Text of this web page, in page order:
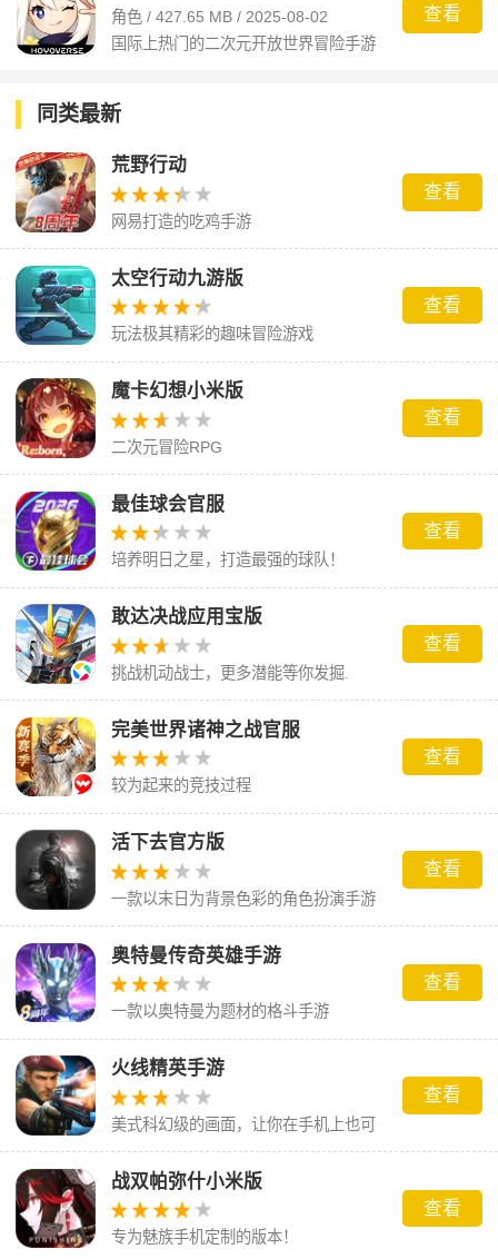
角色 / 427.65 MB / 2025-08-02
国际上热门的二次元开放世界冒险手游
查看
同类最新
荒野行动
网易打造的吃鸡手游
查看
太空行动九游版
玩法极其精彩的趣味冒险游戏
查看
魔卡幻想小米版
二次元冒险RPG
查看
最佳球会官服
培养明日之星，打造最强的球队！
查看
敢达决战应用宝版
挑战机动战士，更多潜能等你发掘.
查看
完美世界诸神之战官服
较为起来的竞技过程
查看
活下去官方版
一款以末日为背景色彩的角色扮演手游
查看
奥特曼传奇英雄手游
一款以奥特曼为题材的格斗手游
查看
火线精英手游
美式科幻级的画面，让你在手机上也可
以体验到机制的枪战乐趣
查看
战双帕弥什小米版
专为魅族手机定制的版本！
查看